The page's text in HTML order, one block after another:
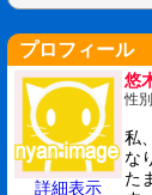
プロフィール
詳細表示
悠
性
私
な
た